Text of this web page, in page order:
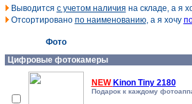
Выводится с учетом наличия на складе, а я
Отсортировано по наименованию, а я хочу
Фото
Цифровые фотокамеры
NEW Kinon Tiny 2180
Подарок к каждому